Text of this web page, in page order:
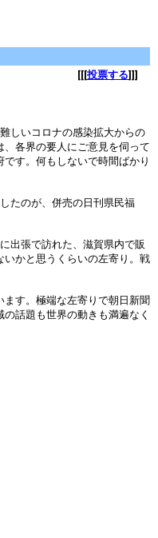
[[[投票する]]]
しいコロナの感染拡大からの
各界の要人にご意見を伺って
す。何もしないで時間ばかり
たのが、併売の日刊県民福
出張で訪れた、滋賀県内で販
かと思うくらいの左寄り。戦
す。極端な左寄りで朝日新聞
話題も世界の動きも満遍なく